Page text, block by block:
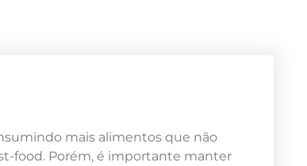
mais alimentos que não
food. Porém, é importante manter